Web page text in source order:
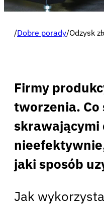
/Dobre porady/Odzysk
Firmy
tworzenia.
skrawającymi
jaki sposób
Jak